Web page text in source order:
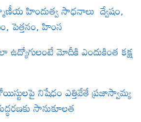
హిందుత్వ సాధనాలు ద్వేషం,
పెత్తనం, హింస
మోదీకి ఎందుకింత కక్ష
నిషేధం ఎత్తివేతే ప్రజాస్వామ్య
సానుకూలత